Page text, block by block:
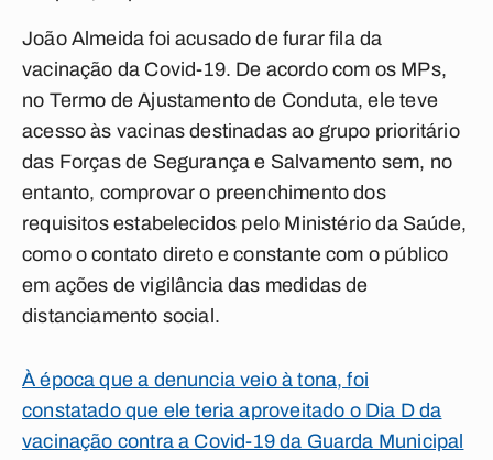
João Almeida foi acusado de furar fila da
vacinação da Covid-19. De acordo com os MPs,
no Termo de Ajustamento de Conduta, ele teve
acesso às vacinas destinadas ao grupo prioritário
das Forças de Segurança e Salvamento sem, no
entanto, comprovar o preenchimento dos
requisitos estabelecidos pelo Ministério da Saúde,
como o contato direto e constante com o público
em ações de vigilância das medidas de
distanciamento social.
À época que a denuncia veio à tona, foi
constatado que ele teria aproveitado o Dia D da
vacinação contra a Covid-19 da Guarda Municipal